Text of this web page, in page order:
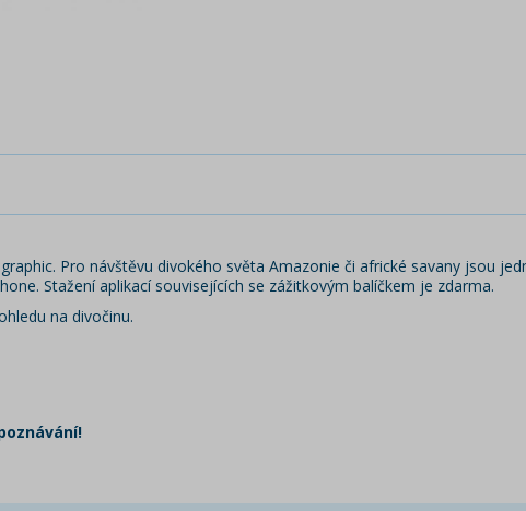
Pro návštěvu divokého světa Amazonie či africké savany jsou
Stažení aplikací souvisejících se zážitkovým balíčkem je zdarma.
na divočinu.